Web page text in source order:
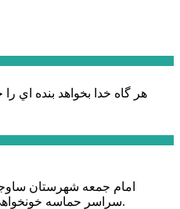
هر گاه خدا بخواهد بنده اي را
امام جمعه شهرستان
سراسر حماسه خونخواهی و مرگ بر آمریکا و اسرائیل بود.